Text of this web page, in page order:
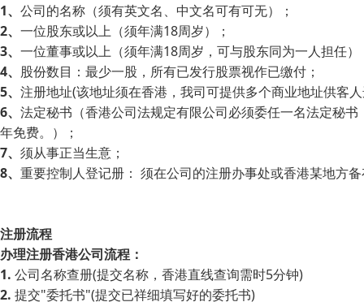
1、 公司的名称（须有英文名、中文名可有可无）；
2、 一位股东或以上（须年满18周岁）；
3、 一位董事或以上（须年满18周岁，可与股东同为一人担任）
4、 股份数目：最少一股，所有已发行股票视作已缴付；
5、 注册地址(该地址须在香港，我司可提供多个商业地址供客
6、 法定秘书（香港公司法规定有限公司必须委任一名法定秘
年免费。）；
7、 须从事正当生意；
8、 重要控制人登记册： 须在公司的注册办事处或香港某地方
注册流程
办理注册香港公司流程：
1. 公司名称查册(提交名称，香港直线查询需时5分钟)
2. 提交"委托书"(提交已祥细填写好的委托书)